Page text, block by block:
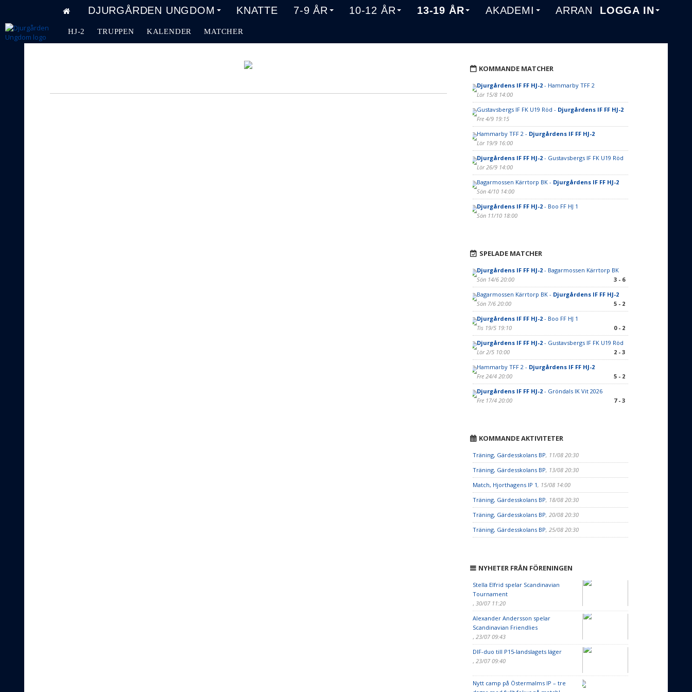
DJURGÅRDEN UNGDOM KNATTE 7-9 ÅR 10-12 ÅR 13-19 ÅR AKADEMI ARRANGEMANG
LOGGA IN
HJ-2 TRUPPEN KALENDER MATCHER
KOMMANDE MATCHER
Djurgårdens IF FF HJ-2- Hammarby TFF 2
Lör 15/8 14:00
Gustavsbergs IF FK U19 Röd - Djurgårdens IF FF HJ-2
Fre 4/9 19:15
Hammarby TFF 2 - Djurgårdens IF FF HJ-2
Lör 19/9 16:00
Djurgårdens IF FF HJ-2- Gustavsbergs IF FK U19 Röd
Lör 26/9 14:00
Bagarmossen Kärrtorp BK - Djurgårdens IF FF HJ-2
Sön 4/10 14:00
Djurgårdens IF FF HJ-2- Boo FF HJ 1
Sön 11/10 18:00
SPELADE MATCHER
Djurgårdens IF FF HJ-2- Bagarmossen Kärrtorp BK
Sön 14/6 20:00
3 - 6
Bagarmossen Kärrtorp BK - Djurgårdens IF FF HJ-2
Sön 7/6 20:00
5 - 2
Djurgårdens IF FF HJ-2- Boo FF HJ 1
Tis 19/5 19:10
0 - 2
Djurgårdens IF FF HJ-2- Gustavsbergs IF FK U19 Röd
Lör 2/5 10:00
2 - 3
Hammarby TFF 2 - Djurgårdens IF FF HJ-2
Fre 24/4 20:00
5 - 2
Djurgårdens IF FF HJ-2- Gröndals IK Vit 2026
Fre 17/4 20:00
7 - 3
KOMMANDE AKTIVITETER
Träning, Gärdesskolans BP, 11/08 20:30
Träning, Gärdesskolans BP, 13/08 20:30
Match, Hjorthagens IP 1, 15/08 14:00
Träning, Gärdesskolans BP, 18/08 20:30
Träning, Gärdesskolans BP, 20/08 20:30
Träning, Gärdesskolans BP, 25/08 20:30
NYHETER FRÅN FÖRENINGEN
Stella Elfrid spelar Scandinavian
Tournament
, 30/07 11:20
Alexander Andersson spelar
Scandinavian Friendlies
, 23/07 09:43
DIF-duo till P15-landslagets läger
, 23/07 09:40
Nytt camp på Östermalms IP – tre